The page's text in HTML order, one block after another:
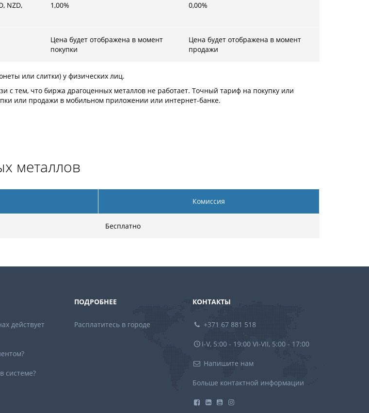
NZD,
1,00% 0,00%
Цена будет отображена в момент
покупки
Цена будет отображена в момент
продажи
или слитки) у физических лиц.
с тем, что биржа драгоценных металлов не работает. Точный тариф на покупку или
или продажи в мобильном приложении или интернет-банке.
металлов
Комиссия
Бесплатно
действует
системе?
ПОДРОБНЕЕ
Расплатитесь в городе
КОНТАКТЫ
+371 67 881 518
I-V, 5:00 - 19:00 VI-VII, 5:00 - 17:00
Напишите нам
Больше контактной информации